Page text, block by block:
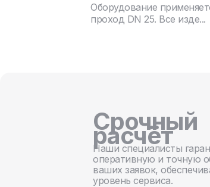
Оборудование
проход DN 25. Все изде...
Срочный
расчёт
Наши специалисты
оперативную и точную
ваших заявок,
уровень сервиса.